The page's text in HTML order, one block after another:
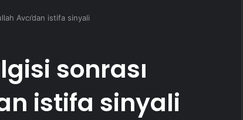
Avcı’dan istifa sinyali
sonrası
istifa sinyali